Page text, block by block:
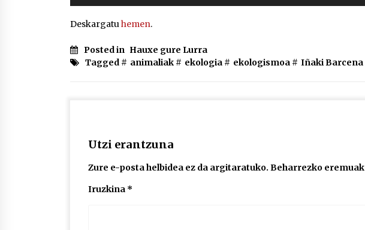
Deskargatuhemen.
Posted in Hauxe gure Lurra
Tagged # animaliak # ekologia # ekologismoa # Iñaki Barcena
Utzi erantzuna
Zure e-posta helbidea ez da argitaratuko. Beharrezko eremuak
Iruzkina *